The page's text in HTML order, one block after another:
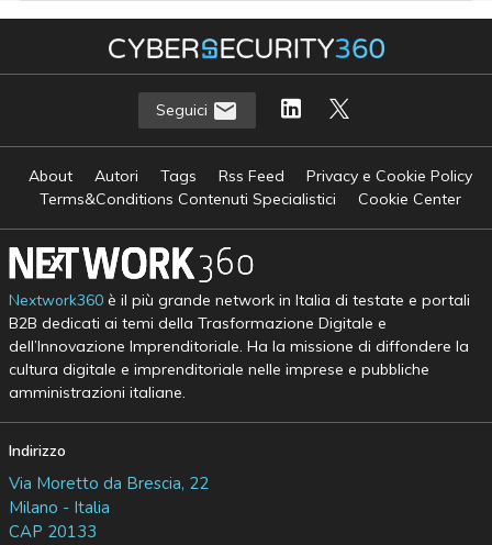
Seguici
About Autori Tags Rss Feed
Privacy e Cookie Policy
Terms&Conditions Contenuti Specialistici
Cookie Center
Nextwork360è il più grande network in Italia di testate e portali
B2B dedicati ai temi della Trasformazione Digitale e
dell’Innovazione Imprenditoriale. Ha la missione di diffondere la
cultura digitale e imprenditoriale nelle imprese e pubbliche
amministrazioni italiane.
Indirizzo
Via Moretto da Brescia, 22
Milano - Italia
CAP 20133